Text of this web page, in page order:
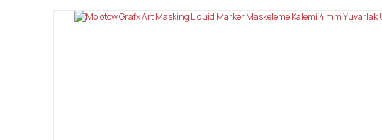
Ürün resmi kalitesiz, bozuk veya görüntülenemiyor.